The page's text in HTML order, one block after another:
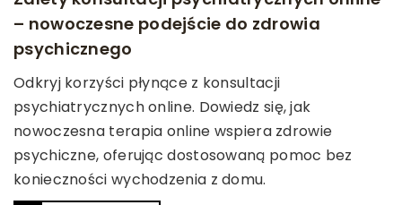
– nowoczesne podejście do zdrowia
psychicznego
Odkryj korzyści płynące z konsultacji
psychiatrycznych online. Dowiedz się, jak
nowoczesna terapia online wspiera zdrowie
psychiczne, oferując dostosowaną pomoc bez
konieczności wychodzenia z domu.